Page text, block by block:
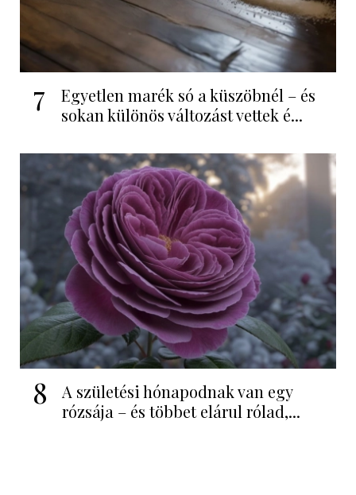
7
Egyetlen marék só a küszöbnél – és
sokan különös változást vettek é...
8
A születési hónapodnak van egy
rózsája – és többet elárul rólad,...